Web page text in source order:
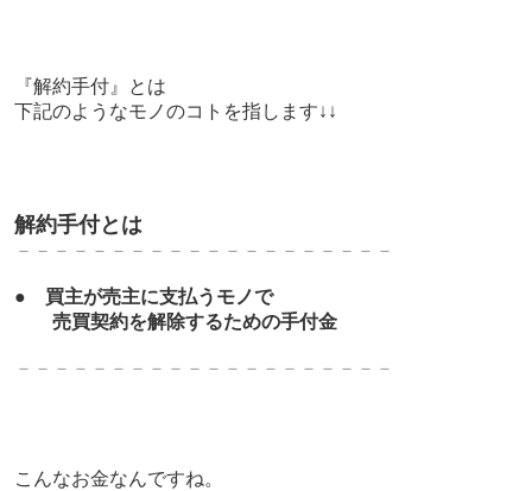
『解約手付』とは
下記のようなモノのコトを指します↓↓
解約手付とは
－－－－－－－－－－－－－－－－－－－－
● 買主が売主に支払うモノで
売買契約を解除するための手付金
－－－－－－－－－－－－－－－－－－－－
こんなお金なんですね。